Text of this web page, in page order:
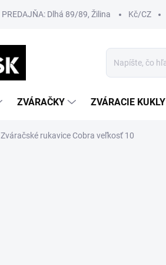
PREDAJŇA: Dlhá 89/89, Žilina Kč/CZ
ZVÁRAČKY ZVÁRACIE KUKLY
Zváračské rukavice Cobra veľkosť 10